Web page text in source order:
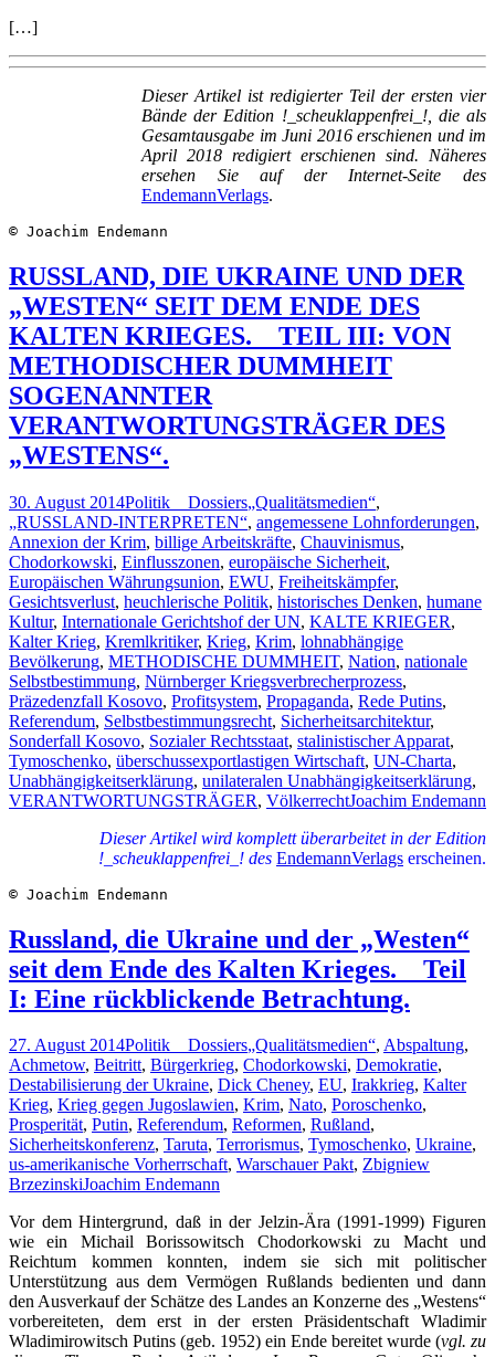
[…]
Dieser Artikel ist redigierter Teil der ersten vier
Bände der Edition !_scheuklappenfrei_!, die als
Gesamtausgabe im Juni 2016 erschienen und im
April 2018 redigiert erschienen sind. Näheres
ersehen Sie auf der
Internet-Seite des
EndemannVerlags.
© Joachim Endemann
RUSSLAND, DIE UKRAINE UND DER
„WESTEN“ SEIT DEM ENDE DES
KALTEN KRIEGES. _ TEIL III: VON
METHODISCHER DUMMHEIT
SOGENANNTER
VERANTWORTUNGSTRÄGER DES
„WESTENS“.
30. August 2014Politik _ Dossiers„Qualitätsmedien“,
„RUSSLAND-INTERPRETEN“, angemessene Lohnforderungen,
Annexion der Krim, billige Arbeitskräfte, Chauvinismus,
Chodorkowski, Einflusszonen, europäische Sicherheit,
Europäischen Währungsunion, EWU, Freiheitskämpfer,
Gesichtsverlust, heuchlerische Politik, historisches Denken, humane
Kultur, Internationale Gerichtshof der UN, KALTE KRIEGER,
Kalter Krieg, Kremlkritiker, Krieg, Krim, lohnabhängige
Bevölkerung, METHODISCHE DUMMHEIT, Nation, nationale
Selbstbestimmung, Nürnberger Kriegsverbrecherprozess,
Präzedenzfall Kosovo, Profitsystem, Propaganda, Rede Putins,
Referendum, Selbstbestimmungsrecht, Sicherheitsarchitektur,
Sonderfall Kosovo, Sozialer Rechtsstaat, stalinistischer Apparat,
Tymoschenko, überschussexportlastigen Wirtschaft, UN-Charta,
Unabhängigkeitserklärung, unilateralen Unabhängigkeitserklärung,
VERANTWORTUNGSTRÄGER, VölkerrechtJoachim Endemann
Dieser Artikel wird komplett überarbeitet in der Edition
!_scheuklappenfrei_! des EndemannVerlags erscheinen.
© Joachim Endemann
Russland, die Ukraine und der „Westen“
seit dem Ende des Kalten Krieges. _ Teil
I: Eine rückblickende Betrachtung.
27. August 2014Politik _ Dossiers„Qualitätsmedien“, Abspaltung,
Achmetow, Beitritt, Bürgerkrieg, Chodorkowski, Demokratie,
Destabilisierung der Ukraine, Dick Cheney, EU, Irakkrieg, Kalter
Krieg, Krieg gegen Jugoslawien, Krim, Nato, Poroschenko,
Prosperität, Putin, Referendum, Reformen, Rußland,
Sicherheitskonferenz, Taruta, Terrorismus, Tymoschenko, Ukraine,
us-amerikanische Vorherrschaft, Warschauer Pakt, Zbigniew
BrzezinskiJoachim Endemann
Vor dem Hintergrund, daß in der Jelzin-Ära (1991-1999) Figuren
wie ein Michail Borissowitsch Chodorkowski zu Macht und
Reichtum kommen konnten, indem sie sich mit politischer
Unterstützung aus dem Vermögen Rußlands bedienten und dann
den Ausverkauf der Schätze des Landes an Konzerne des „Westens“
vorbereiteten, dem erst in der ersten Präsidentschaft Wladimir
Wladimirowitsch Putins (geb. 1952) ein Ende bereitet wurde (vgl. zu